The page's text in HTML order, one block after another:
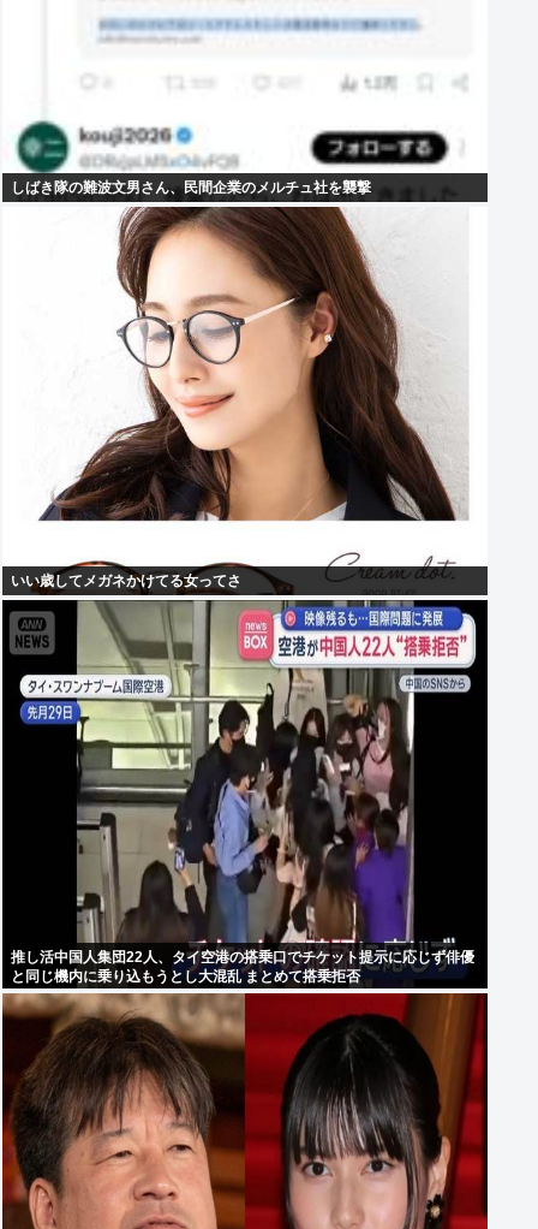
しばき隊の難波文男さん、民間企業のメルチュ社を襲撃
いい歳してメガネかけてる女ってさ
推し活中国人集団22人、タイ空港の搭乗口でチケット提示に応じず俳優
と同じ機内に乗り込もうとし大混乱 まとめて搭乗拒否